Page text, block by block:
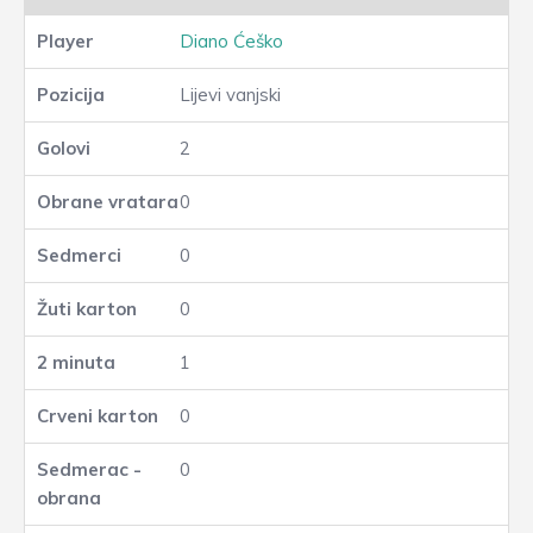
Diano Ćeško
Lijevi vanjski
2
0
0
0
1
0
0